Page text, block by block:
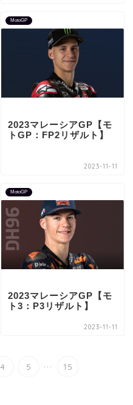
MotoGP
2023マレーシアGP【モ
トGP：FP2リザルト】
2023-11-11
MotoGP
2023マレーシアGP【モ
ト3：P3リザルト】
2023-11-11
4 5 ... 15